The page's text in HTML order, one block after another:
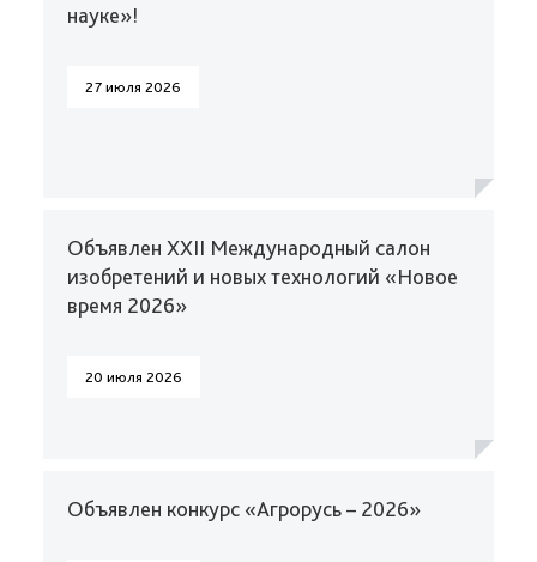
науке»!
27 июля 2026
Объявлен XXII Международный салон
изобретений и новых технологий «Новое
время 2026»
20 июля 2026
Объявлен конкурс «Агрорусь – 2026»